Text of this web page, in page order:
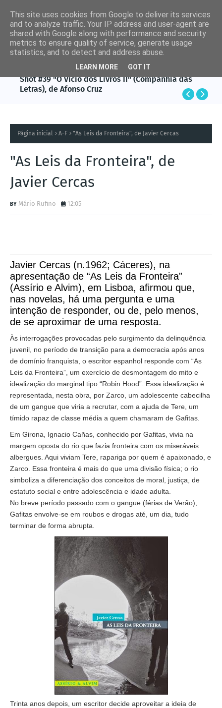
Shot #39 "O Vício dos Livros II" (Companhia das
Letras), de Afonso Cruz
Página inicial A-F "As Leis da Fronteira", de Javier Cercas
"As Leis da Fronteira", de
Javier Cercas
Mário Rufino 12:05
Javier Cercas (n.1962; Cáceres), na
apresentação de “As Leis da Fronteira”
(Assírio e Alvim), em Lisboa, afirmou que,
nas novelas, há uma pergunta e uma
intenção de responder, ou de, pelo menos,
de se aproximar de uma resposta.
Às interrogações provocadas pelo surgimento da delinquência
juvenil, no período de transição para a democracia após anos
de domínio franquista, o escritor espanhol responde com “As
Leis da Fronteira”, um exercício de desmontagem do mito e
idealização do marginal tipo “Robin Hood”. Essa idealização é
representada, nesta obra, por Zarco, um adolescente cabecilha
de um gangue que viria a recrutar, com a ajuda de Tere, um
tímido rapaz de classe média a quem chamaram de Gafitas.
Em Girona, Ignacio Cañas, conhecido por Gafitas, vivia na
margem oposta do rio que fazia fronteira com os miseráveis
albergues. Aqui viviam Tere, rapariga por quem é apaixonado, e
Zarco. Essa fronteira é mais do que uma divisão física; o rio
simboliza a diferenciação dos conceitos de moral, justiça, de
estatuto social e entre adolescência e idade adulta.
No breve período passado com o gangue (férias de Verão),
Gafitas envolve-se em roubos e drogas até, um dia, tudo
terminar de forma abrupta.
Trinta anos depois, um escritor decide aproveitar a ideia de
This site uses cookies from Google to deliver its services
and to analyze traffic. Your IP address and user-agent are
shared with Google along with performance and security
metrics to ensure quality of service, generate usage
statistics, and to detect and address abuse.
LEARN MORE GOT IT